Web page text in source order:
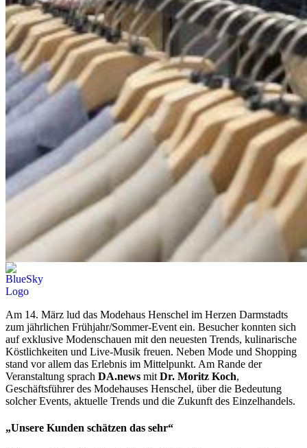
Am 14. März lud das Modehaus Henschel im Herzen Darmstadts
zum jährlichen Frühjahr/Sommer-Event ein. Besucher konnten sich
auf exklusive Modenschauen mit den neuesten Trends, kulinarische
Köstlichkeiten und Live-Musik freuen. Neben Mode und Shopping
stand vor allem das Erlebnis im Mittelpunkt. Am Rande der
Veranstaltung sprach DA.news mit Dr. Moritz Koch,
Geschäftsführer des Modehauses Henschel, über die Bedeutung
solcher Events, aktuelle Trends und die Zukunft des Einzelhandels.
„Unsere Kunden schätzen das sehr“